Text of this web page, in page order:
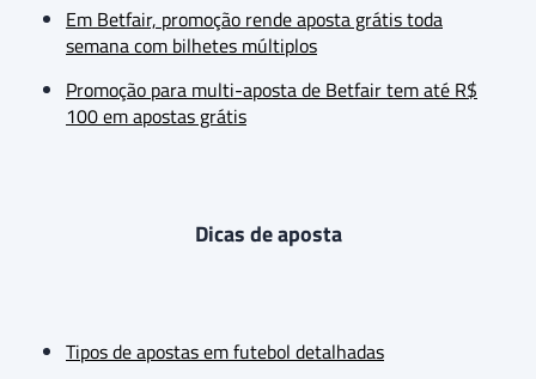
Em Betfair, promoção rende aposta grátis toda
semana com bilhetes múltiplos
Promoção para multi-aposta de Betfair tem até R$
100 em apostas grátis
Dicas de aposta
Tipos de apostas em futebol detalhadas